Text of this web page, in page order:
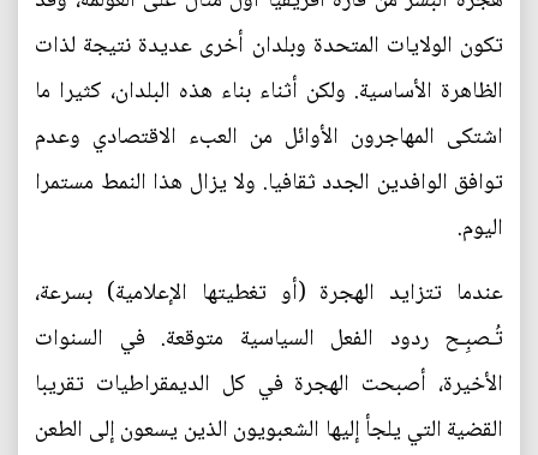
تكون الولايات المتحدة وبلدان أخرى عديدة نتيجة لذات
الظاهرة الأساسية. ولكن أثناء بناء هذه البلدان، كثيرا ما
اشتكى المهاجرون الأوائل من العبء الاقتصادي وعدم
توافق الوافدين الجدد ثقافيا. ولا يزال هذا النمط مستمرا
اليوم.
عندما تتزايد الهجرة (أو تغطيتها الإعلامية) بسرعة،
تُـصبِـح ردود الفعل السياسية متوقعة. في السنوات
الأخيرة، أصبحت الهجرة في كل الديمقراطيات تقريبا
القضية التي يلجأ إليها الشعبويون الذين يسعون إلى الطعن